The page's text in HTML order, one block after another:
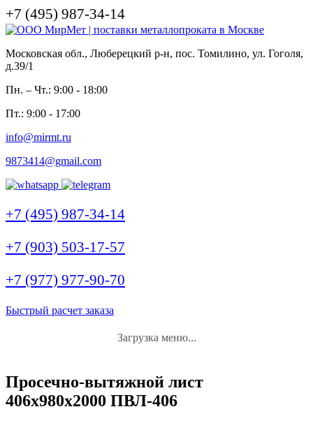
+7 (495) 987-34-14
Московская обл., Люберецкий р-н, пос. Томилино, ул. Гоголя,
д.39/1
Пн. – Чт.: 9:00 - 18:00
Пт.: 9:00 - 17:00
info@mirmt.ru
9873414@gmail.com
+7 (495) 987-34-14
+7 (903) 503-17-57
+7 (977) 977-90-70
Быстрый расчет заказа
Загрузка меню...
Просечно-вытяжной лист
406х980х2000 ПВЛ-406